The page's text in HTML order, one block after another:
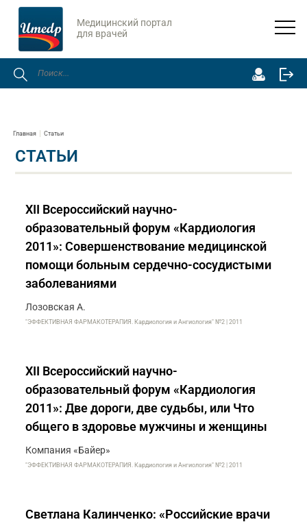
Медицинский портал
для врачей
Главная Статьи
СТАТЬИ
XII Всероссийский научно-
образовательный форум «Кардиология
2011»: Совершенствование медицинской
помощи больным сердечно-сосудистыми
заболеваниями
Лозовская А.
"ЭФФЕКТИВНАЯ ФАРМАКОТЕРАПИЯ. Кардиология и Ангиология" №2 | 2011
XII Всероссийский научно-
образовательный форум «Кардиология
2011»: Две дороги, две судьбы, или Что
общего в здоровье мужчины и женщины
Компания «Байер»
"ЭФФЕКТИВНАЯ ФАРМАКОТЕРАПИЯ. Кардиология и Ангиология" №2 | 2011
Светлана Калинченко: «Российские врачи